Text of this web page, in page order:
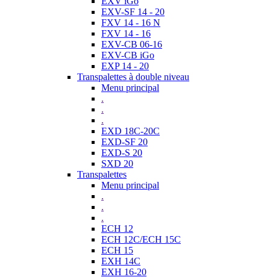
EXV-SF 14 - 20
FXV 14 - 16 N
FXV 14 - 16
EXV-CB 06-16
EXV-CB iGo
EXP 14 - 20
Transpalettes à double niveau
Menu principal
.
.
.
EXD 18C-20C
EXD-SF 20
EXD-S 20
SXD 20
Transpalettes
Menu principal
.
.
.
ECH 12
ECH 12C/ECH 15C
ECH 15
EXH 14C
EXH 16-20